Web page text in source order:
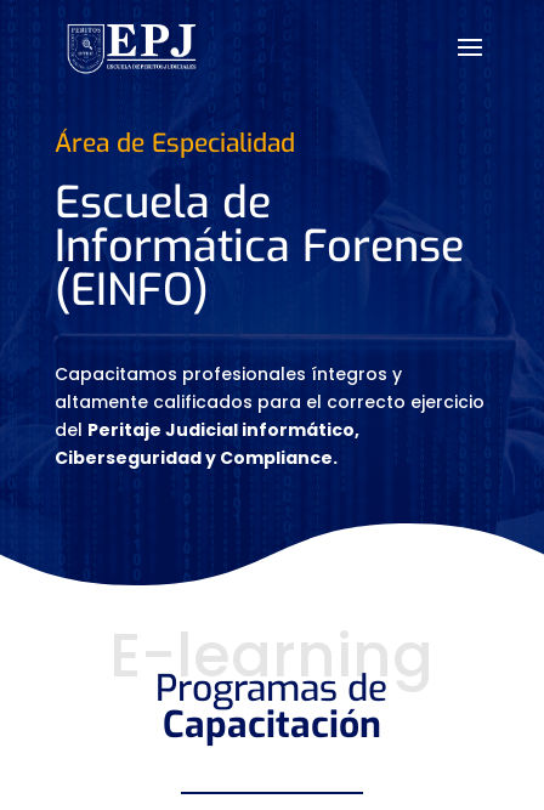
Área de Especialidad
Escuela de
Informática Forense
(EINFO)
Capacitamos profesionales íntegros y
altamente calificados para el correcto ejercicio
del Peritaje Judicial informático,
Ciberseguridad y Compliance.
E-learning
Programas de
Capacitación